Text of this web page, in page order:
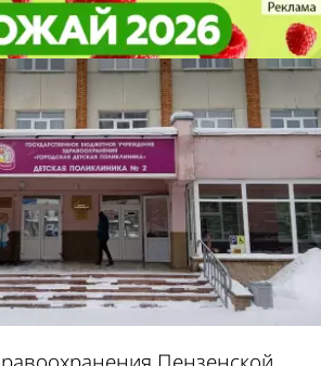
известен график работы
в праздники
известен график работы
в праздники
новости
и курсы
в Пензе